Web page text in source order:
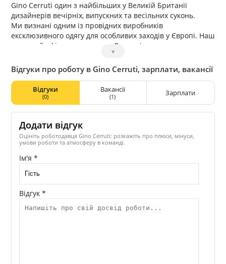
Gino Cerruti один з найбільших у Великій Британії
дизайнерів вечірніх, випускних та весільних суконь.
Ми визнані одним із провідних виробників
ексклюзивного одягу для особливих заходів у Європі. Наш
головний офіс знаходиться у Лондоні.
За багато років ми створили свій фірмовий стиль!
Наші сукні представлені у магазинах представників по
всьому світу!
Наша місія втілити мрію кожної дівчини про ідеальну
˅
Відгуки про роботу в Gino Cerruti, зарплати, вакансії
Відгуки
(0)
Вакансії
(1) Зарплати
Додати відгук
Оцініть роботодавця Gino Cerruti: розкажіть про плюси, мінуси,
умови роботи та атмосферу в команді.
Ім'я *
Відгук *